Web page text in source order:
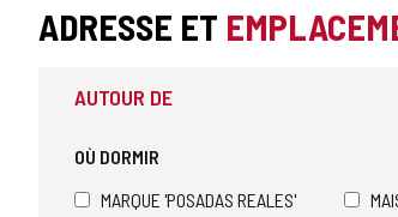
ADRESSE ET
AUTOUR DE
OÙ DORMIR
MARQUE 'POSADAS REALES'